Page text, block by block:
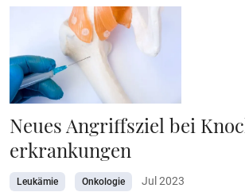
Neues Angriffsziel bei
erkrankungen
Leukämie Onkologie Jul 2023